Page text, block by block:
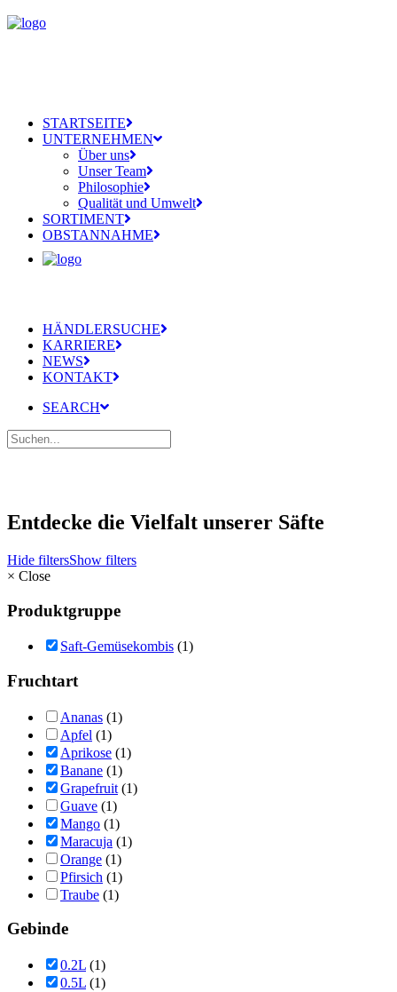
STARTSEITE
UNTERNEHMEN
Über uns
Unser Team
Philosophie
Qualität und Umwelt
SORTIMENT
OBSTANNAHME
HÄNDLERSUCHE
KARRIERE
NEWS
KONTAKT
SEARCH
Entdecke die Vielfalt unserer Säfte
Hide filtersShow filters
× Close
Produktgruppe
Saft-Gemüsekombis (1)
Fruchtart
Ananas (1)
Apfel (1)
Aprikose (1)
Banane (1)
Grapefruit (1)
Guave (1)
Mango (1)
Maracuja (1)
Orange (1)
Pfirsich (1)
Traube (1)
Gebinde
0.2L (1)
0.5L (1)